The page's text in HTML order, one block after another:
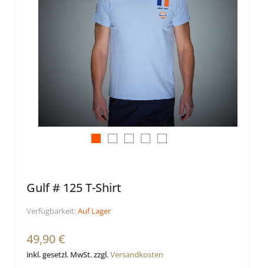
Gulf # 125 T-Shirt
Verfügbarkeit:Auf Lager
49,90 €
inkl. gesetzl. MwSt. zzgl.Versandkosten